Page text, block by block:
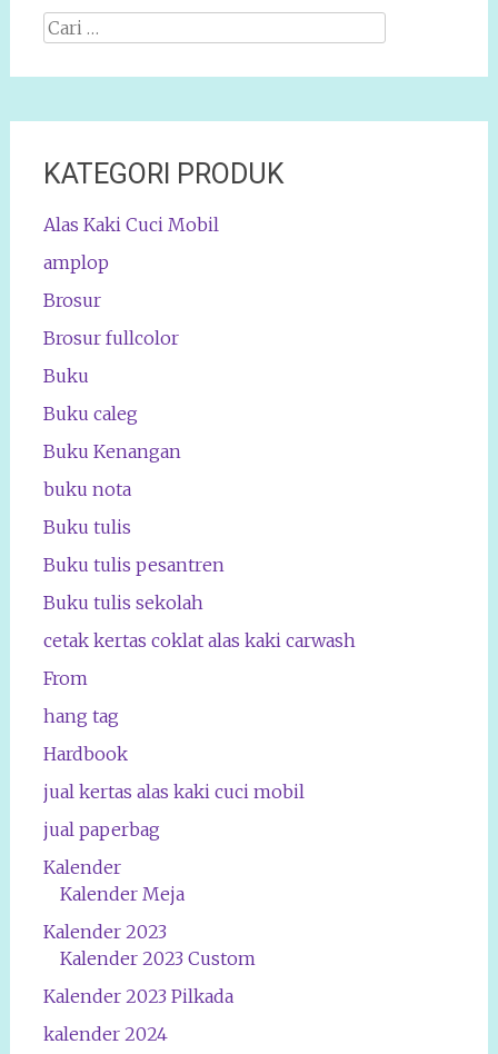
Cari
KATEGORI PRODUK
Alas Kaki Cuci Mobil
amplop
Brosur
Brosur fullcolor
Buku
Buku caleg
Buku Kenangan
buku nota
Buku tulis
Buku tulis pesantren
Buku tulis sekolah
cetak kertas coklat alas kaki carwash
From
hang tag
Hardbook
jual kertas alas kaki cuci mobil
jual paperbag
Kalender
Kalender Meja
Kalender 2023
Kalender 2023 Custom
Kalender 2023 Pilkada
kalender 2024